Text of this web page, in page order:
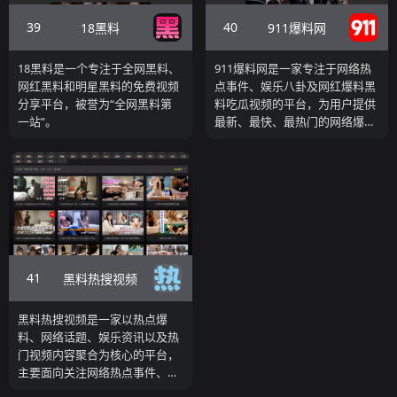
39 18黑料
18黑料是一个专注于全网黑料、
网红黑料和明星黑料的免费视频
分享平台，被誉为“全网黑料第
一站”。
40 911爆料网
911爆料网是一家专注于网络热
点事件、娱乐八卦及网红爆料黑
料吃瓜视频的平台，为用户提供
最新、最快、最热门的网络爆料
41 黑料热搜视频
黑料热搜视频是一家以热点爆
料、网络话题、娱乐资讯以及热
门视频内容聚合为核心的平台，
主要面向关注网络热点事件、娱